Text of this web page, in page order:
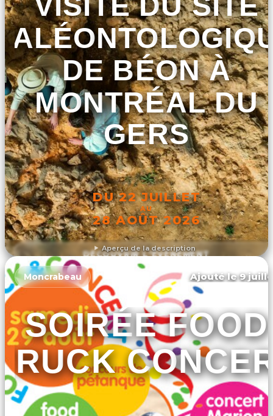
Aperçu de la description
DE BÉON À
MONTRÉAL DU
GERS
DU 22 JUILLET
AU
28 AOÛT 2026
DÉCOUVRIR L'ÉVÉNEMENT
Moncrabeau Ajouté le 9
SOIRÉE FOOD